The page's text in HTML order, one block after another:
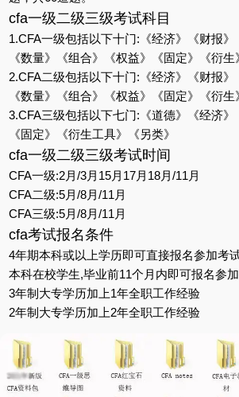
cfa一级二级三级考试科目
1.CFA一级包括以下十门:《经济》《财报》
《数量》《组合》《权益》《固定》《衍生
2.CFA二级包括以下十门:《经济》《财报》
《数量》《组合》《权益》《固定》《衍生
3.CFA三级包括以下七门:《道德》《经济》
《固定》《衍生工具》《另类》
cfa一级二级三级考试时间
CFA一级:2月/3月15月17月18月/11月
CFA二级:5月/8月/11月
CFA三级:5月/8月/11月
cfa考试报名条件
4年期本科或以上学历即可直接报名参加考
本科在校学生,毕业前11个月内即可报名参
3年制大专学历加上1年全职工作经验
2年制大专学历加上2年全职工作经验